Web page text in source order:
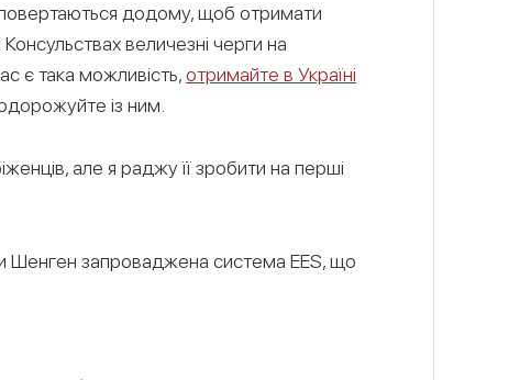
повертаються додому, щоб отримати
величезні черги на
є така можливість,отримайте в Україні
із ним.
але я раджу її зробити на перші
Шенген запроваджена система EES, що